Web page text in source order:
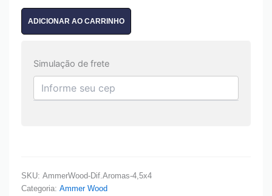
ADICIONAR AO CARRINHO
Simulação de frete
SKU: AmmerWood-Dif.Aromas-4,5x4
Categoria: Ammer Wood